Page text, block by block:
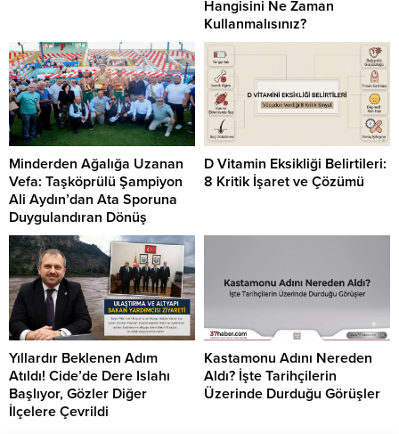
Hangisini Ne Zaman
Kullanmalısınız?
Minderden Ağalığa Uzanan
Vefa: Taşköprülü Şampiyon
Ali Aydın’dan Ata Sporuna
Duygulandıran Dönüş
D Vitamin Eksikliği Belirtileri:
8 Kritik İşaret ve Çözümü
Yıllardır Beklenen Adım
Atıldı! Cide’de Dere Islahı
Başlıyor, Gözler Diğer
İlçelere Çevrildi
Kastamonu Adını Nereden
Aldı? İşte Tarihçilerin
Üzerinde Durduğu Görüşler